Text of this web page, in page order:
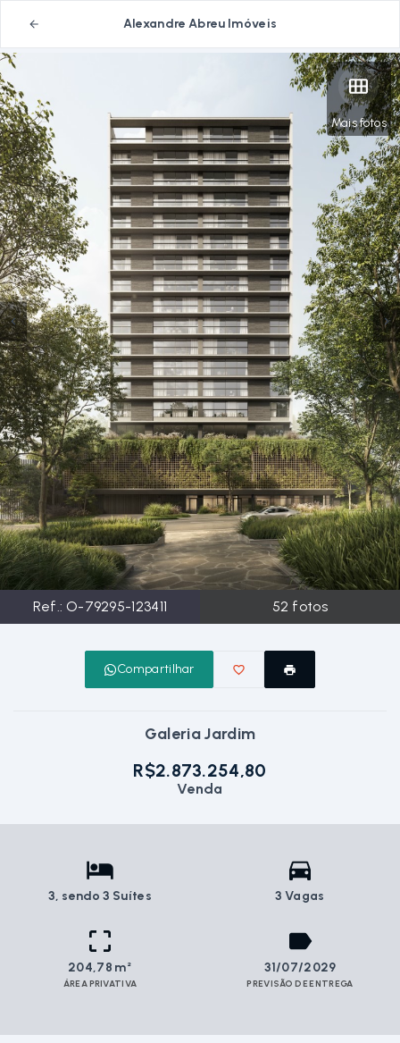
Alexandre Abreu Imóveis
Mais fotos
Ref.: O-79295-123411 52 fotos
Compartilhar
Galeria Jardim
R$2.873.254,80
Venda
3, sendo 3 Suítes 3 Vagas
204,78 m²
ÁREA PRIVATIVA
31/07/2029
PREVISÃO DE ENTREGA